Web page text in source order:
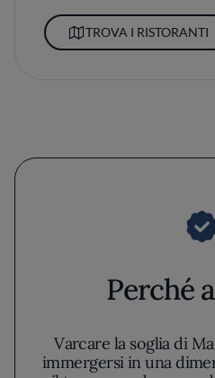
TROVA I RISTORANTI
Perché
Varcare la soglia di
immergersi in una